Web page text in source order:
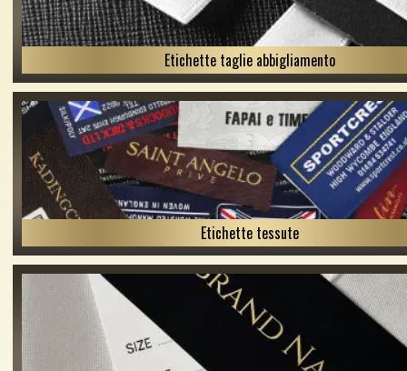
Etichette taglie abbigliamento
Etichette tessute